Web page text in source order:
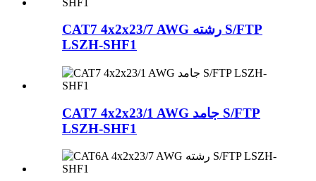
CAT7 4x2x23/7 AWG رشته S/FTP
LSZH-SHF1
CAT7 4x2x23/1 AWG جامد S/FTP
LSZH-SHF1